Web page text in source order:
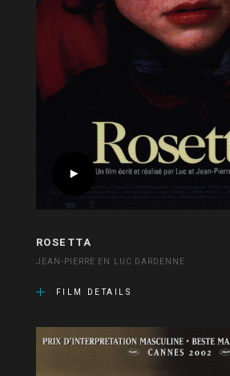
ROSETTA
JEAN-PIERRE EN LUC DARDENNE
FILM DETAILS